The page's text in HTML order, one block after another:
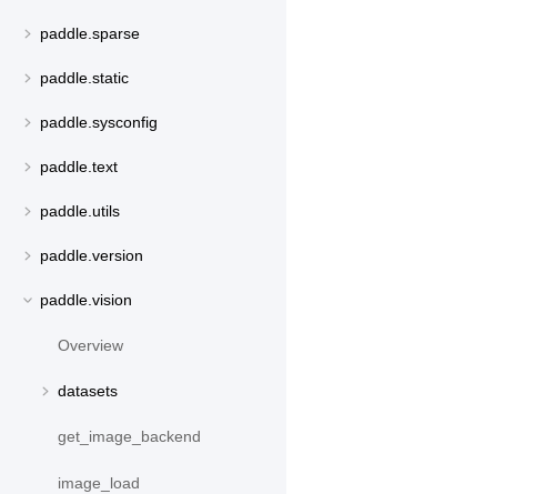
paddle.sparse
paddle.static
paddle.sysconfig
paddle.text
paddle.utils
paddle.version
paddle.vision
Overview
datasets
get_image_backend
image_load